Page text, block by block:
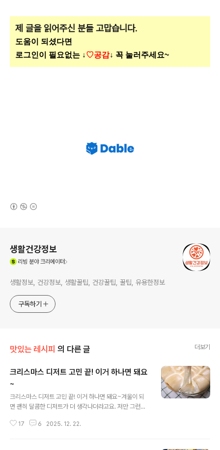
제 글을 읽어주신 분들 고맙습니다.
도움이 되셨다면
로그인이 필요없는 ↓♡공감↓ 꼭 눌러주세요~
생활건강정보
리빙 분야 크리에이터
생활정보, 건강정보, 생활꿀팁, 건강꿀팁, 꿀팁, 유용한정보
구독하기
맛있는 레시피 의 다른 글 더보기
크리스마스 디저트 고민 끝! 이거 하나면 돼요
~
크리스마스 디저트 고민 끝! 이거 하나면 돼요~겨울이 되
면 괜히 달콤한 디저트가 더 생각나더라고요. 저만 그런거
분위기에 잘 어울리는 디저트 하나쯤 필요한데요. 포근한
17 6 2025. 12. 22.